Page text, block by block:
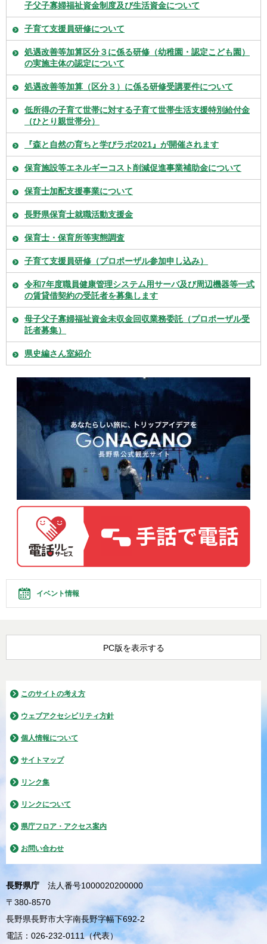
子父子寡婦福祉資金制度及び生活資金について
子育て支援員研修について
処遇改善等加算区分３に係る研修（幼稚園・認定こども園）
の実施主体の認定について
処遇改善等加算（区分３）に係る研修受講要件について
低所得の子育て世帯に対する子育て世帯生活支援特別給付金
（ひとり親世帯分）
『森と自然の育ちと学びラボ2021』が開催されます
保育施設等エネルギーコスト削減促進事業補助金について
保育士加配支援事業について
長野県保育士就職活動支援金
保育士・保育所等実態調査
子育て支援員研修（プロポーザル参加申し込み）
令和7年度職員健康管理システム用サーバ及び周辺機器等一式
の賃貸借契約の受託者を募集します
母子父子寡婦福祉資金未収金回収業務委託（プロポーザル受
託者募集）
県史編さん室紹介
イベント情報
PC版を表示する
このサイトの考え方
ウェブアクセシビリティ方針
個人情報について
サイトマップ
リンク集
リンクについて
県庁フロア・アクセス案内
お問い合わせ
長野県庁
法人番号1000020200000
〒380-8570
長野県長野市大字南長野字幅下692-2
電話：026-232-0111（代表）